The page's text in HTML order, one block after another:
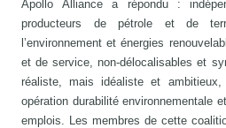
Apollo Alliance a répondu :
producteurs de pétrole et de
l’environnement et énergies
et de service, non-délocalisables et
réaliste, mais idéaliste et
opération durabilité environnementale
emplois. Les membres de cette